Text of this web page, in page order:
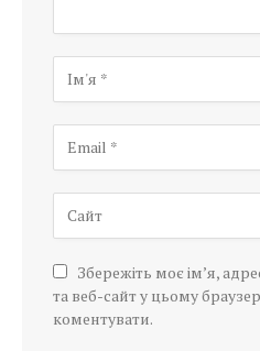
Збережіть моє ім’я,
та веб-сайт у цьому
коментувати.